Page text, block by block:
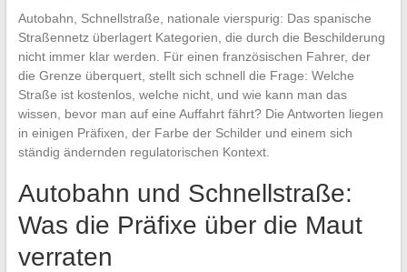
Autobahn, Schnellstraße, nationale vierspurig: Das spanische
Straßennetz überlagert Kategorien, die durch die Beschilderung
nicht immer klar werden. Für einen französischen Fahrer, der
die Grenze überquert, stellt sich schnell die Frage: Welche
Straße ist kostenlos, welche nicht, und wie kann man das
wissen, bevor man auf eine Auffahrt fährt? Die Antworten liegen
in einigen Präfixen, der Farbe der Schilder und einem sich
ständig ändernden regulatorischen Kontext.
Autobahn und Schnellstraße:
Was die Präfixe über die Maut
verraten